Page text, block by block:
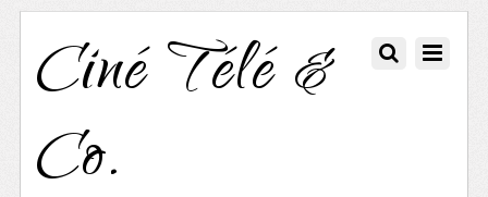
Ciné Télé &
Co.